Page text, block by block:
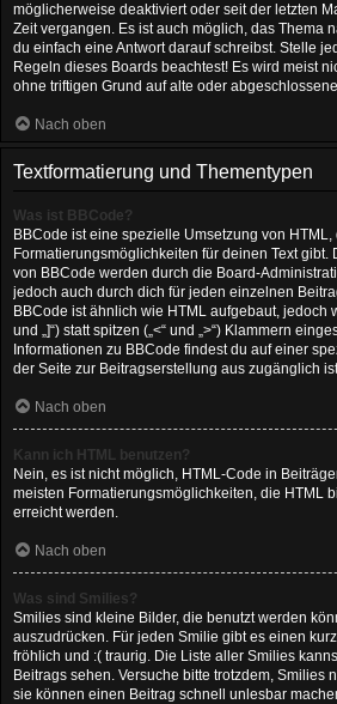
möglicherweise deaktiviert oder seit der letzten
Zeit vergangen. Es ist auch möglich, das Thema
du einfach eine Antwort darauf schreibst. Stelle
Regeln dieses Boards beachtest! Es wird meist
ohne triftigen Grund auf alte oder
Nach oben
Textformatierung und Thementypen
Was ist BBCode?
BBCode ist eine spezielle Umsetzung von
Formatierungsmöglichkeiten für deinen Text gibt.
von BBCode werden durch die Board-
jedoch auch durch dich für jeden einzelnen
BBCode ist ähnlich wie HTML aufgebaut, jedoch
und „]“) statt spitzen („<“ und „>“) Klammern
Informationen zu BBCode findest du auf einer
der Seite zur Beitragserstellung aus zugänglich
Nach oben
Kann ich HTML benutzen?
Nein, es ist nicht möglich, HTML-Code in
meisten Formatierungsmöglichkeiten, die HTML
erreicht werden.
Nach oben
Was sind Smilies?
Smilies sind kleine Bilder, die benutzt werden
auszudrücken. Für jeden Smilie gibt es einen
fröhlich und :( traurig. Die Liste aller Smilies
Beitrags sehen. Versuche bitte trotzdem, Smilies
sie können einen Beitrag schnell unlesbar